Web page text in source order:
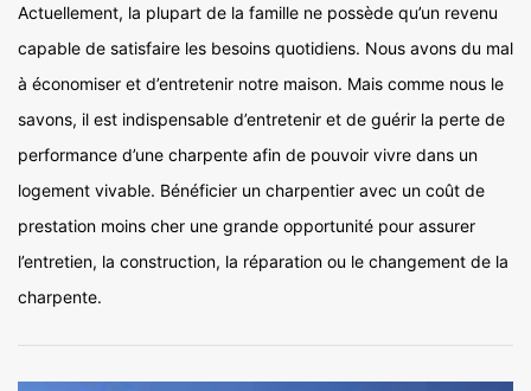
Actuellement, la plupart de la famille ne possède qu’un revenu
capable de satisfaire les besoins quotidiens. Nous avons du mal
à économiser et d’entretenir notre maison. Mais comme nous le
savons, il est indispensable d’entretenir et de guérir la perte de
performance d’une charpente afin de pouvoir vivre dans un
logement vivable. Bénéficier un charpentier avec un coût de
prestation moins cher une grande opportunité pour assurer
l’entretien, la construction, la réparation ou le changement de la
charpente.